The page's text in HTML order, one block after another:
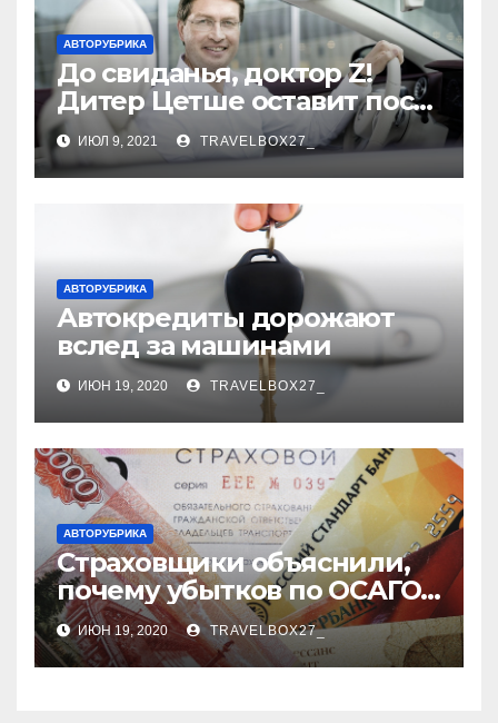
АВТОРУБРИКА
До свиданья, доктор Z!
Дитер Цетше оставит пост
главы концерна Daimler
ИЮЛ 9, 2021 TRAVELBOX27_
АВТОРУБРИКА
Автокредиты дорожают
вслед за машинами
ИЮН 19, 2020 TRAVELBOX27_
АВТОРУБРИКА
Страховщики объяснили,
почему убытков по ОСАГО
стало меньше
ИЮН 19, 2020 TRAVELBOX27_